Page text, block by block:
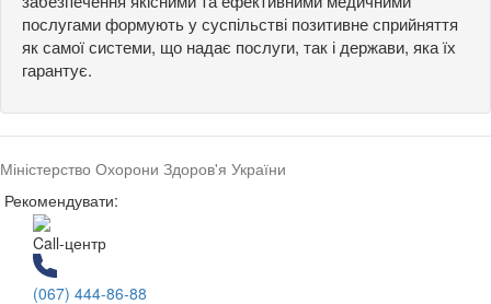
послугами формують у суспільстві позитивне сприйняття
як самої системи, що надає послуги, так і держави, яка їх
гарантує.
Міністерство Охорони Здоров'я України
Рекомендувати:
Call-центр
(067) 444-86-88